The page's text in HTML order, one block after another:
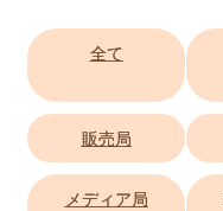
全て
販売局
メディア局